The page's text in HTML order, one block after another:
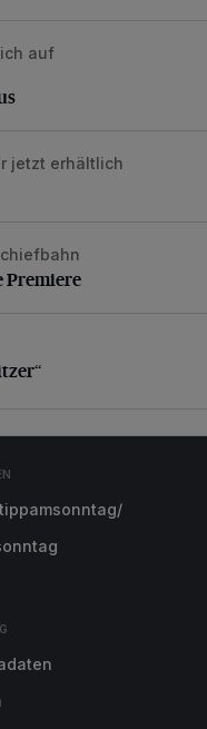
auf
jetzt erhältlich
Premiere
Premiere